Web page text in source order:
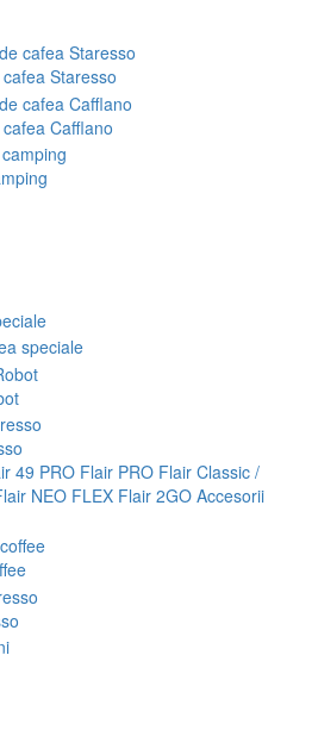
Staresso
Cafflano
49 PRO Flair PRO Flair Classic /
NEO FLEX Flair 2GO Accesorii